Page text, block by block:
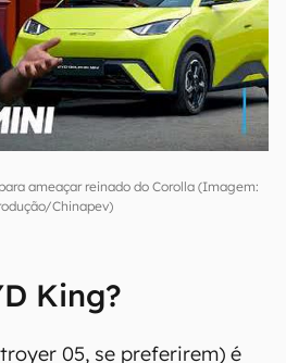
ameaçar reinado do Corolla (Imagem:
Chinapev)
King?
05, se preferirem) é